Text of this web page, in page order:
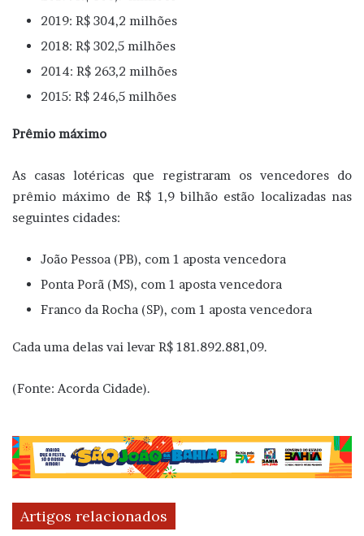
2019: R$ 304,2 milhões
2018: R$ 302,5 milhões
2014: R$ 263,2 milhões
2015: R$ 246,5 milhões
Prêmio máximo
As casas lotéricas que registraram os vencedores do
prêmio máximo de R$ 1,9 bilhão estão localizadas nas
seguintes cidades:
João Pessoa (PB), com 1 aposta vencedora
Ponta Porã (MS), com 1 aposta vencedora
Franco da Rocha (SP), com 1 aposta vencedora
Cada uma delas vai levar R$ 181.892.881,09.
(Fonte: Acorda Cidade).
Artigos relacionados